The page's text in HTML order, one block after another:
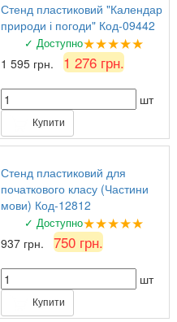
Стенд пластиковий "Календар
природи і погоди" Код-09442
✓ Доступно★★★★★
1 595 грн. 1 276 грн.
шт
Купити
Стенд пластиковий для
початкового класу (Частини
мови) Код-12812
✓ Доступно★★★★★
937 грн. 750 грн.
шт
Купити